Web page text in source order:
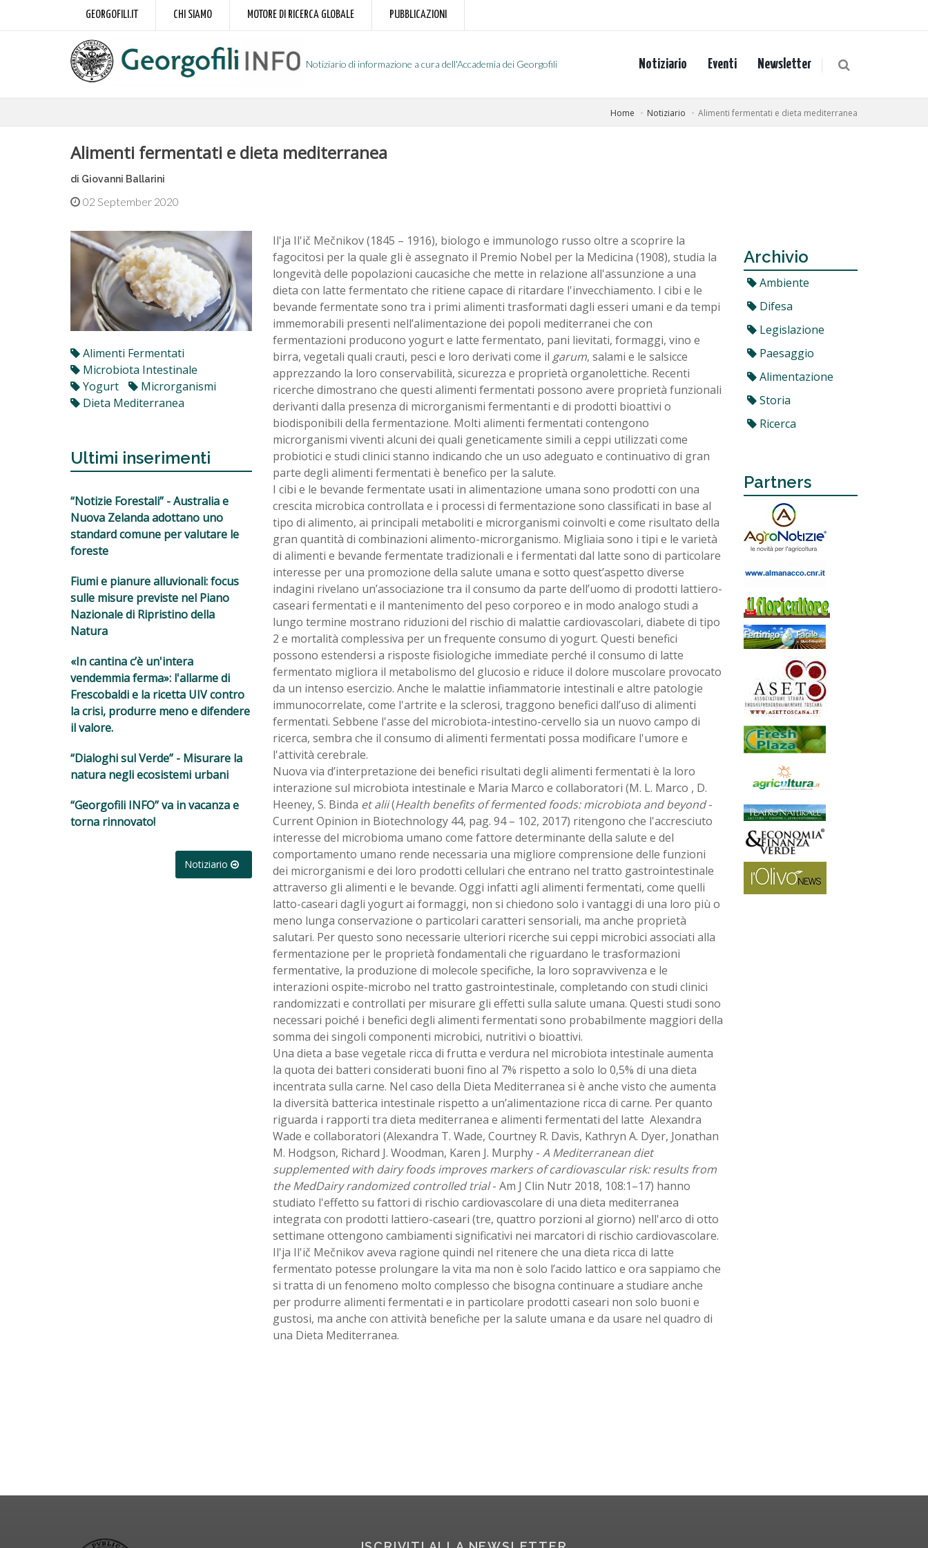
GEORGOFILI.IT CHI SIAMO MOTORE DI RICERCA GLOBALE PUBBLICAZIONI
Notiziario di informazione a cura dell'Accademia dei Georgofili Notiziario Eventi Newsletter
Home Notiziario Alimenti fermentati e dieta mediterranea
Alimenti fermentati e dieta mediterranea
di Giovanni Ballarini
02 September 2020
Alimenti Fermentati
Microbiota Intestinale
Yogurt
Microrganismi
Dieta Mediterranea
Ultimi inserimenti
“Notizie Forestali” - Australia e
Nuova Zelanda adottano uno
standard comune per valutare le
foreste
Fiumi e pianure alluvionali: focus
sulle misure previste nel Piano
Nazionale di Ripristino della
Natura
«In cantina c’è un'intera
vendemmia ferma»: l'allarme di
Frescobaldi e la ricetta UIV contro
la crisi, produrre meno e difendere
il valore.
“Dialoghi sul Verde” - Misurare la
natura negli ecosistemi urbani
“Georgofili INFO” va in vacanza e
torna rinnovato!
Notiziario
Il'ja Il'ič Mečnikov (1845 – 1916), biologo e immunologo russo oltre a scoprire la
fagocitosi per la quale gli è assegnato il Premio Nobel per la Medicina (1908), studia la
longevità delle popolazioni caucasiche che mette in relazione all'assunzione a una
dieta con latte fermentato che ritiene capace di ritardare l'invecchiamento. I cibi e le
bevande fermentate sono tra i primi alimenti trasformati dagli esseri umani e da tempi
immemorabili presenti nell’alimentazione dei popoli mediterranei che con
fermentazioni producono yogurt e latte fermentato, pani lievitati, formaggi, vino e
birra, vegetali quali crauti, pesci e loro derivati come il garum, salami e le salsicce
apprezzando la loro conservabilità, sicurezza e proprietà organolettiche. Recenti
ricerche dimostrano che questi alimenti fermentati possono avere proprietà funzionali
derivanti dalla presenza di microrganismi fermentanti e di prodotti bioattivi o
biodisponibili della fermentazione. Molti alimenti fermentati contengono
microrganismi viventi alcuni dei quali geneticamente simili a ceppi utilizzati come
probiotici e studi clinici stanno indicando che un uso adeguato e continuativo di gran
parte degli alimenti fermentati è benefico per la salute.
I cibi e le bevande fermentate usati in alimentazione umana sono prodotti con una
crescita microbica controllata e i processi di fermentazione sono classificati in base al
tipo di alimento, ai principali metaboliti e microrganismi coinvolti e come risultato della
gran quantità di combinazioni alimento-microrganismo. Migliaia sono i tipi e le varietà
di alimenti e bevande fermentate tradizionali e i fermentati dal latte sono di particolare
interesse per una promozione della salute umana e sotto quest’aspetto diverse
indagini rivelano un’associazione tra il consumo da parte dell’uomo di prodotti lattiero-
caseari fermentati e il mantenimento del peso corporeo e in modo analogo studi a
lungo termine mostrano riduzioni del rischio di malattie cardiovascolari, diabete di tipo
2 e mortalità complessiva per un frequente consumo di yogurt. Questi benefici
possono estendersi a risposte fisiologiche immediate perché il consumo di latte
fermentato migliora il metabolismo del glucosio e riduce il dolore muscolare provocato
da un intenso esercizio. Anche le malattie infiammatorie intestinali e altre patologie
immunocorrelate, come l'artrite e la sclerosi, traggono benefici dall’uso di alimenti
fermentati. Sebbene l'asse del microbiota-intestino-cervello sia un nuovo campo di
ricerca, sembra che il consumo di alimenti fermentati possa modificare l'umore e
l'attività cerebrale.
Nuova via d’interpretazione dei benefici risultati degli alimenti fermentati è la loro
interazione sul microbiota intestinale e Maria Marco e collaboratori (M. L. Marco , D.
Heeney, S. Binda et alii(Health benefits of fermented foods: microbiota and beyond-
Current Opinion in Biotechnology 44, pag. 94 – 102, 2017) ritengono che l'accresciuto
interesse del microbioma umano come fattore determinante della salute e del
comportamento umano rende necessaria una migliore comprensione delle funzioni
dei microrganismi e dei loro prodotti cellulari che entrano nel tratto gastrointestinale
attraverso gli alimenti e le bevande. Oggi infatti agli alimenti fermentati, come quelli
latto-caseari dagli yogurt ai formaggi, non si chiedono solo i vantaggi di una loro più o
meno lunga conservazione o particolari caratteri sensoriali, ma anche proprietà
salutari. Per questo sono necessarie ulteriori ricerche sui ceppi microbici associati alla
fermentazione per le proprietà fondamentali che riguardano le trasformazioni
fermentative, la produzione di molecole specifiche, la loro sopravvivenza e le
interazioni ospite-microbo nel tratto gastrointestinale, completando con studi clinici
randomizzati e controllati per misurare gli effetti sulla salute umana. Questi studi sono
necessari poiché i benefici degli alimenti fermentati sono probabilmente maggiori della
somma dei singoli componenti microbici, nutritivi o bioattivi.
Una dieta a base vegetale ricca di frutta e verdura nel microbiota intestinale aumenta
la quota dei batteri considerati buoni fino al 7% rispetto a solo lo 0,5% di una dieta
incentrata sulla carne. Nel caso della Dieta Mediterranea si è anche visto che aumenta
la diversità batterica intestinale rispetto a un’alimentazione ricca di carne. Per quanto
riguarda i rapporti tra dieta mediterranea e alimenti fermentati del latte Alexandra
Wade e collaboratori (Alexandra T. Wade, Courtney R. Davis, Kathryn A. Dyer, Jonathan
M. Hodgson, Richard J. Woodman, Karen J. Murphy - A Mediterranean diet
supplemented with dairy foods improves markers of cardiovascular risk: results from
the MedDairy randomized controlled trial- Am J Clin Nutr 2018, 108:1–17) hanno
studiato l'effetto su fattori di rischio cardiovascolare di una dieta mediterranea
integrata con prodotti lattiero-caseari (tre, quattro porzioni al giorno) nell'arco di otto
settimane ottengono cambiamenti significativi nei marcatori di rischio cardiovascolare.
Il'ja Il'ič Mečnikov aveva ragione quindi nel ritenere che una dieta ricca di latte
fermentato potesse prolungare la vita ma non è solo l’acido lattico e ora sappiamo che
si tratta di un fenomeno molto complesso che bisogna continuare a studiare anche
per produrre alimenti fermentati e in particolare prodotti caseari non solo buoni e
gustosi, ma anche con attività benefiche per la salute umana e da usare nel quadro di
una Dieta Mediterranea.
Archivio
Ambiente
Difesa
Legislazione
Paesaggio
Alimentazione
Storia
Ricerca
Partners